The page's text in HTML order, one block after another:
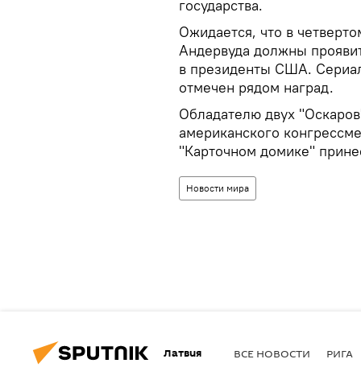
государства.
Ожидается, что в
Андервуда должны
в президенты США.
отмечен рядом наград.
Обладателю двух
американского
"Карточном домике"
Новости мира
Латвия ВСЕ НОВОСТИ РИГА